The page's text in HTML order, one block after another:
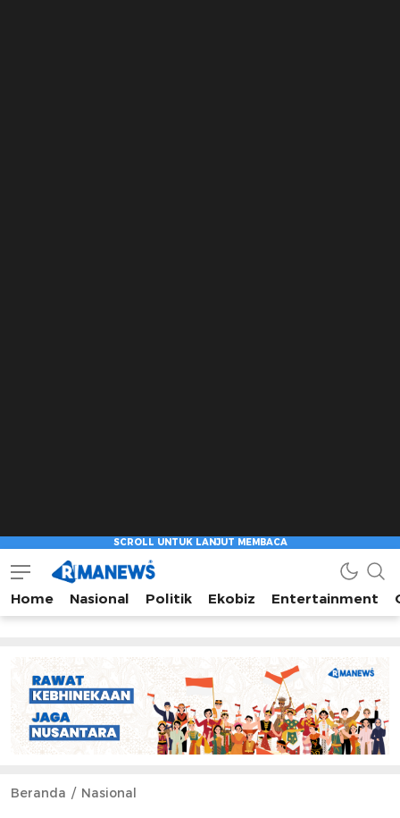
Home Nasional Politik Ekobiz Entertainment
Beranda Nasional